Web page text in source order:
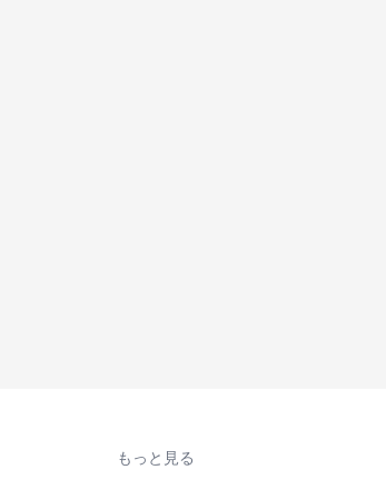
もっと見る